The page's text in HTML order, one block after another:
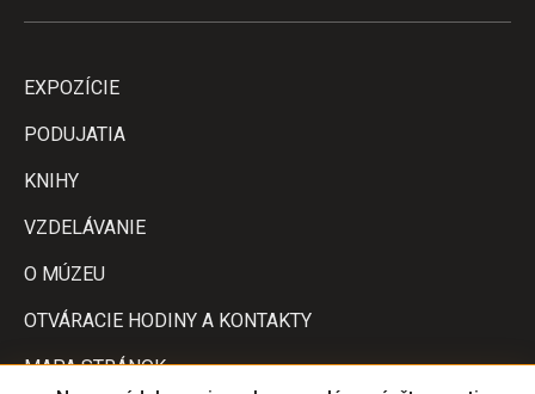
EXPOZÍCIE
PODUJATIA
KNIHY
VZDELÁVANIE
O MÚZEU
OTVÁRACIE HODINY A KONTAKTY
MAPA STRÁNOK